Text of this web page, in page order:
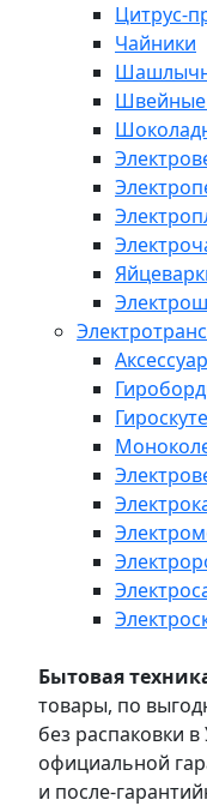
Цитрус-
Чайники
Бытовая
товары, по
без распаковки в
официальной
и после-